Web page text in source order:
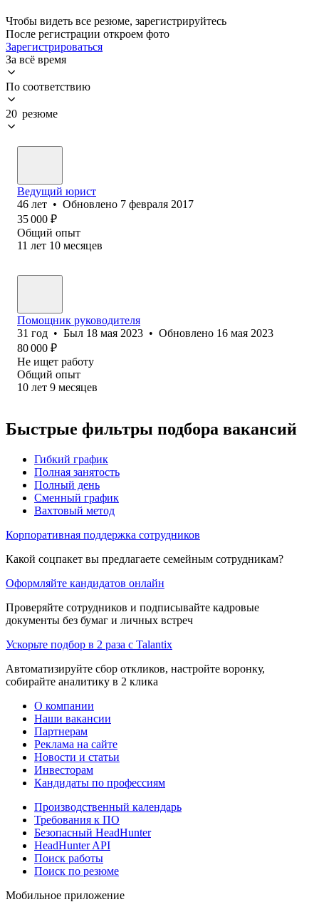
Чтобы видеть все резюме, зарегистрируйтесь
После регистрации откроем фото
Зарегистрироваться
За всё время
По соответствию
20 резюме
Ведущий юрист
46 лет • Обновлено 7 февраля 2017
35 000 ₽
Общий опыт
11 лет 10 месяцев
Помощник руководителя
31 год • Был 18 мая 2023 • Обновлено 16 мая 2023
80 000 ₽
Не ищет работу
Общий опыт
10 лет 9 месяцев
Быстрые фильтры подбора вакансий
Гибкий график
Полная занятость
Полный день
Сменный график
Вахтовый метод
Корпоративная поддержка сотрудников
Какой соцпакет вы предлагаете семейным сотрудникам?
Оформляйте кандидатов онлайн
Проверяйте сотрудников и подписывайте кадровые
документы без бумаг и личных встреч
Ускорьте подбор в 2 раза с Talantix
Автоматизируйте сбор откликов, настройте воронку,
собирайте аналитику в 2 клика
О компании
Наши вакансии
Партнерам
Реклама на сайте
Новости и статьи
Инвесторам
Кандидаты по профессиям
Производственный календарь
Требования к ПО
Безопасный HeadHunter
HeadHunter API
Поиск работы
Поиск по резюме
Мобильное приложение